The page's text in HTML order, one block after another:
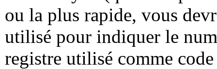
ou la plus rapide, vous
utilisé pour indiquer le
registre utilisé comme